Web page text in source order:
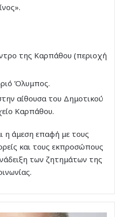
της Καρπάθου (περιοχή
Όλυμπος.
αίθουσα του Δημοτικού
Καρπάθου.
η άμεση επαφή με τους
και τους εκπροσώπους
των ζητημάτων της